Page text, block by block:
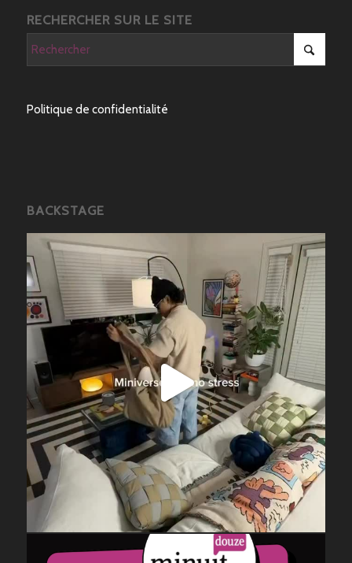
RECHERCHER SUR LE SITE
Politique de confidentialité
BACKSTAGE